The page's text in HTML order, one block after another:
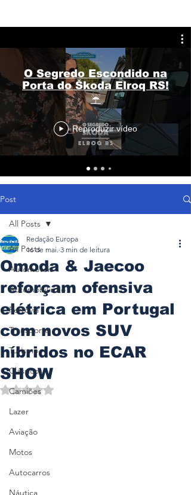
O Segredo Escondido na
Porta do Škoda Elroq RS!
☔
Reproduzir vídeo
Post
All Posts
Automóveis
Automobilismo
Ferrovia
Transporte
Turismo
Clássicos
Camiões
Lazer
Aviação
Motos
Autocarros
Náutica
All Posts
Omoda & Jaecoo
reforçam ofensiva
elétrica em Portugal
com novos SUV
híbridos no ECAR
SHOW
Redação Europa
16 de mai. 3 min de leitura
Avaliado com NaN de 5 estrelas.